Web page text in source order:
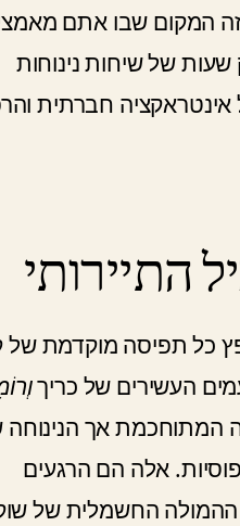
המקום שבו אתם
של שיחות נינוחות
אינטראקציה חברתית
התיירותי
כל תפיסה מוקדמת
העשירים של כריך
המתוחכמת אך
אלה הם הרגעים
ההמולה החשמלית של